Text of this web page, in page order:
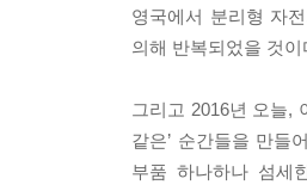
에필로그
--- p.239
영국에서 분리형 자
의해 반복되었을 것이
그리고 2016년 오늘,
같은’ 순간들을 만들
부품 하나하나 섬세